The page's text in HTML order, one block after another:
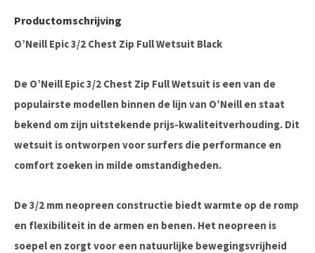
Productomschrijving
O’Neill Epic 3/2 Chest Zip Full Wetsuit Black
De O’Neill Epic 3/2 Chest Zip Full Wetsuit is een van de
populairste modellen binnen de lijn van O’Neill en staat
bekend om zijn uitstekende prijs-kwaliteitverhouding. Dit
wetsuit is ontworpen voor surfers die performance en
comfort zoeken in milde omstandigheden.
De 3/2 mm neopreen constructie biedt warmte op de romp
en flexibiliteit in de armen en benen. Het neopreen is
soepel en zorgt voor een natuurlijke bewegingsvrijheid